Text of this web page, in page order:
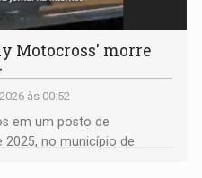
Motocross' morre
às 00:52
em um posto de
no município de